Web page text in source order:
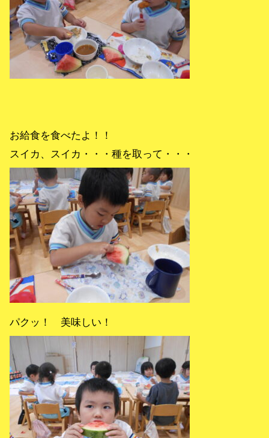
お給食を食べたよ！！
スイカ、スイカ・・・種を取って・・・
パクッ！ 美味しい！